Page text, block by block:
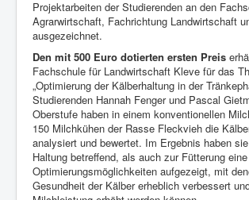
Projektarbeiten der Studierenden an den
Agrarwirtschaft, Fachrichtung Landwirtschaft
ausgezeichnet.
Den mit 500 Euro dotierten ersten Preis
Fachschule für Landwirtschaft Kleve für das
„Optimierung der Kälberhaltung in der
Studierenden Hannah Fenger und Pascal
Oberstufe haben in einem konventionellen
150 Milchkühen der Rasse Fleckvieh die
analysiert und bewertet. Im Ergebnis haben
Haltung betreffend, als auch zur Fütterung
Optimierungsmöglichkeiten aufgezeigt, mit
Gesundheit der Kälber erheblich verbessert